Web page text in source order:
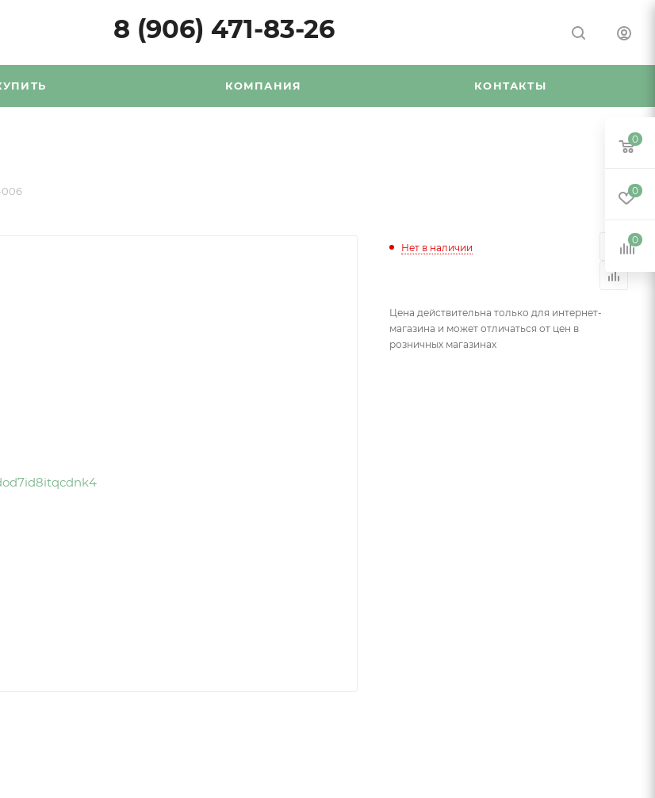
8 (906) 471-83-26
КОМПАНИЯ КОНТАКТЫ
006
Нет в наличии
Цена действительна только для интернет-
магазина и может отличаться от цен в
розничных магазинах
0
0
0